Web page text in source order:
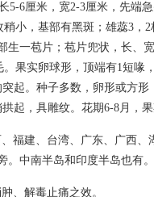
5-6厘米，宽2-3厘米，先端
小，基部有黑斑；雄蕊3，
生一苞片；苞片兜状，长、
果实卵球形，顶端有1短喙
起。种子多数，卵形或方形
起，具雕纹。花期6-8月，果
福建、台湾、广东、广西
。中南半岛和印度半岛也有。
、解毒止痛之效。